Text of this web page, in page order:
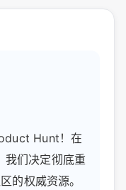
Hunt！在
我们决定彻底重
的权威资源。